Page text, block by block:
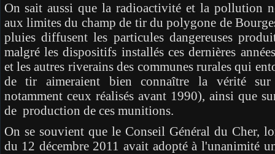
On sait aussi que la radioactivité et la pollution
aux limites du champ de tir du polygone de
pluies diffusent les particules dangereuses
malgré les dispositifs installés ces dernières
et les autres riverains des communes rurales qui
de tir aimeraient bien connaître la vérité sur
notamment ceux réalisés avant 1990), ainsi que
de production de ces munitions.
On se souvient que le Conseil Général du Cher,
du 12 décembre 2011 avait adopté à l'unanimité